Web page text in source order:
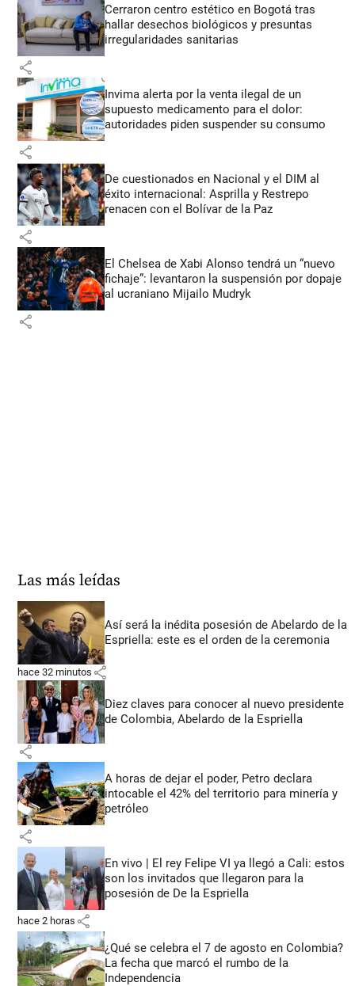
Cerraron centro estético en Bogotá tras
hallar desechos biológicos y presuntas
irregularidades sanitarias
share
Invima alerta por la venta ilegal de un
supuesto medicamento para el dolor:
autoridades piden suspender su consumo
share
De cuestionados en Nacional y el DIM al
éxito internacional: Asprilla y Restrepo
renacen con el Bolívar de la Paz
share
El Chelsea de Xabi Alonso tendrá un “nuevo
fichaje”: levantaron la suspensión por dopaje
al ucraniano Mijailo Mudryk
share
Las más leídas
Así será la inédita posesión de Abelardo de la
Espriella: este es el orden de la ceremonia
hace 32 minutos share
Diez claves para conocer al nuevo presidente
de Colombia, Abelardo de la Espriella
share
A horas de dejar el poder, Petro declara
intocable el 42% del territorio para minería y
petróleo
share
En vivo | El rey Felipe VI ya llegó a Cali: estos
son los invitados que llegaron para la
posesión de De la Espriella
hace 2 horas share
¿Qué se celebra el 7 de agosto en Colombia?
La fecha que marcó el rumbo de la
Independencia